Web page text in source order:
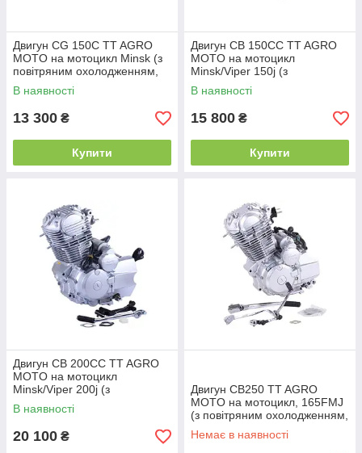
Двигун СG 150С TT AGRO
MOTO на мотоцикл Minsk (з
повітряним охолодженням,
бензиновий)
В наявності
13 300 ₴
Купити
Двигун CB 150СС TT AGRO
MOTO на мотоцикл
Minsk/Viper 150j (з
повітряним охолодженням,
бензиновий)
В наявності
15 800 ₴
Купити
Двигун CB 200СС TT AGRO
MOTO на мотоцикл
Minsk/Viper 200j (з
повітряним охолодженням,
бензиновий)
В наявності
20 100 ₴
Двигун CB250 TT AGRO
MOTO на мотоцикл, 165FMJ
(з повітряним охолодженням,
бензиновий)
Немає в наявності